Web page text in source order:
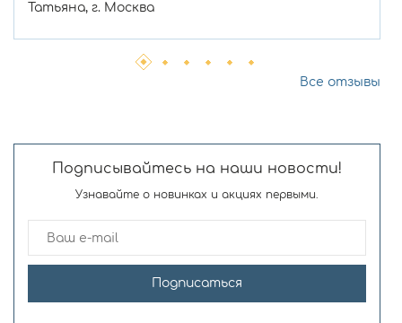
Татьяна, г. Москва
Все отзывы
Подписывайтесь на наши новости!
Узнавайте о новинках и акциях первыми.
Подписаться